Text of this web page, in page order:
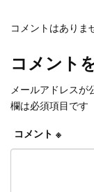
コメントはありま
コメント
メールアドレスが
欄は必須項目です
コメント ※